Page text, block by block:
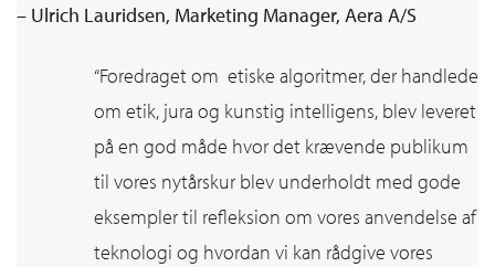
– Ulrich Lauridsen, Marketing Manager, Aera A/S
“Foredraget om etiske algoritmer, der handlede
om etik, jura og kunstig intelligens, blev leveret
på en god måde hvor det krævende publikum
til vores nytårskur blev underholdt med gode
eksempler til refleksion om vores anvendelse af
teknologi og hvordan vi kan rådgive vores